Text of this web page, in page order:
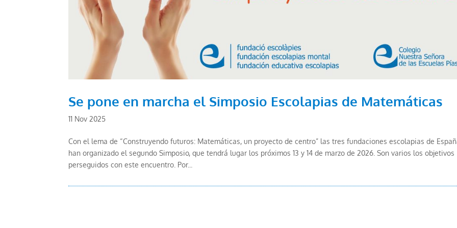
Se pone en marcha el Simposio Escolapias de Matemáticas
11 Nov 2025
Con el lema de “Construyendo futuros: Matemáticas, un proyecto de centro” las tres fundaciones escolapias de
han organizado el segundo Simposio, que tendrá lugar los próximos 13 y 14 de marzo de 2026. Son varios los objetivos
perseguidos con este encuentro. Por...